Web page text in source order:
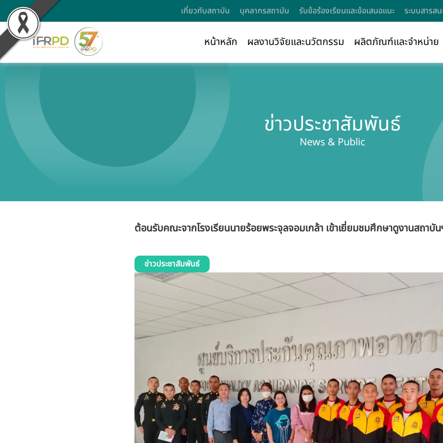
เกี่ยวกับสถาบัน บุคลากรสถาบัน รับข้อร้องเรียนและข้อเสนอแนะ ระบบสารส
หน้าหลัก ผลงานวิจัยและนวัตกรรม ผลิตภัณฑ์และจำหน่าย
ข่าวประชาสัมพันธ์
News & Public
ต้อนรับคณะจากโรงเรียนนายร้อยพระจุลจอมเกล้า เข้าเยี่ยมชมศึกษาดูงานสถาบั
ข่าวประชาสัมพันธ์